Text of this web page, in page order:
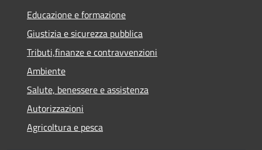
Educazione e formazione
Giustizia e sicurezza pubblica
Tributi,finanze e contravvenzioni
Ambiente
Salute, benessere e assistenza
Autorizzazioni
Agricoltura e pesca